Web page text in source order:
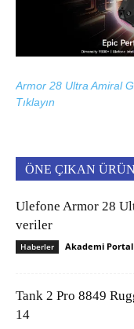
Armor 28 Ultra Amiral
Tıklayın
ÖNE ÇIKAN
Ulefone Armor 28
veriler
Haberler Akademi Portal
Tank 2 Pro 8849
14